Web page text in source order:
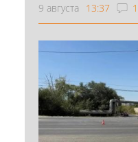
9 августа 13:37 1